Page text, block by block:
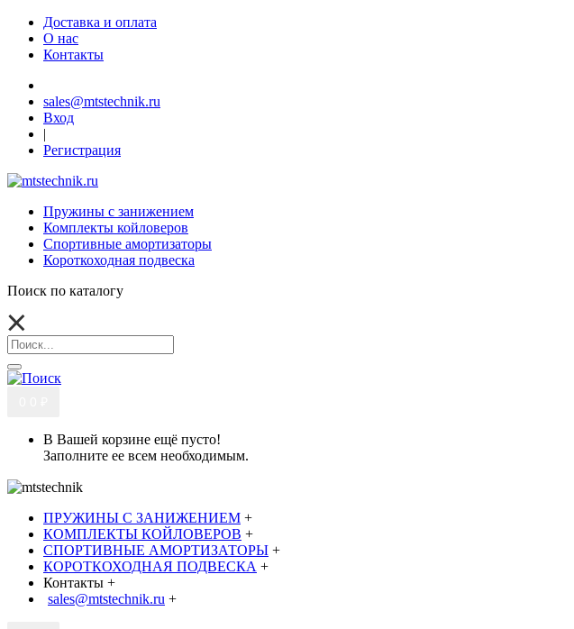
Доставка и оплата
О нас
Контакты
sales@mtstechnik.ru
Вход
|
Регистрация
Пружины с занижением
Комплекты койловеров
Спортивные амортизаторы
Короткоходная подвеска
Поиск по каталогу
В Вашей корзине ещё пусто!
Заполните ее всем необходимым.
ПРУЖИНЫ С ЗАНИЖЕНИЕМ +
КОМПЛЕКТЫ КОЙЛОВЕРОВ +
СПОРТИВНЫЕ АМОРТИЗАТОРЫ +
КОРОТКОХОДНАЯ ПОДВЕСКА +
Контакты +
sales@mtstechnik.ru +